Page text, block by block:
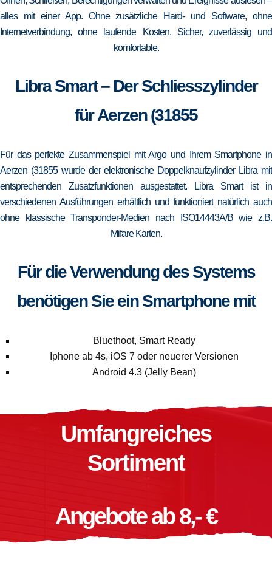
alles mit einer App. Ohne zusätzliche Hard- und Software, ohne
Internetverbindung, ohne laufende Kosten. Sicher, zuverlässig und
komfortable.
Libra Smart – Der Schliesszylinder
für Aerzen (31855
Für das perfekte Zusammenspiel mit Argo und Ihrem Smartphone in
Aerzen (31855 wurde der elektronische Doppelknaufzylinder Libra mit
entsprechenden Zusatzfunktionen ausgestattet. Libra Smart ist in
verschiedenen Ausführungen erhältlich und funktioniert natürlich auch
ohne klassische Transponder-Medien nach ISO14443A/B wie z.B.
Mifare Karten.
Für die Verwendung des Systems
benötigen Sie ein Smartphone mit
Bluethoot, Smart Ready
Iphone ab 4s, iOS 7 oder neuerer Versionen
Android 4.3 (Jelly Bean)
Umfangreiches
Sortiment
Angebote ab 8,- €